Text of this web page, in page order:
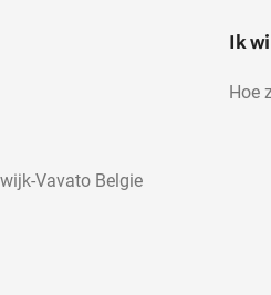
Vavato Belgie
Ik
Hoe